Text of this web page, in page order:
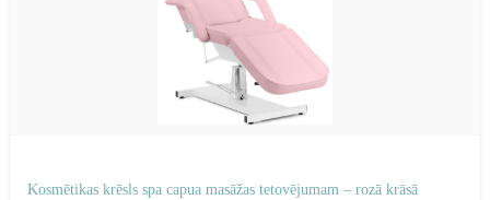
Kosmētikas krēsls spa capua masāžas tetovējumam – rozā krāsā